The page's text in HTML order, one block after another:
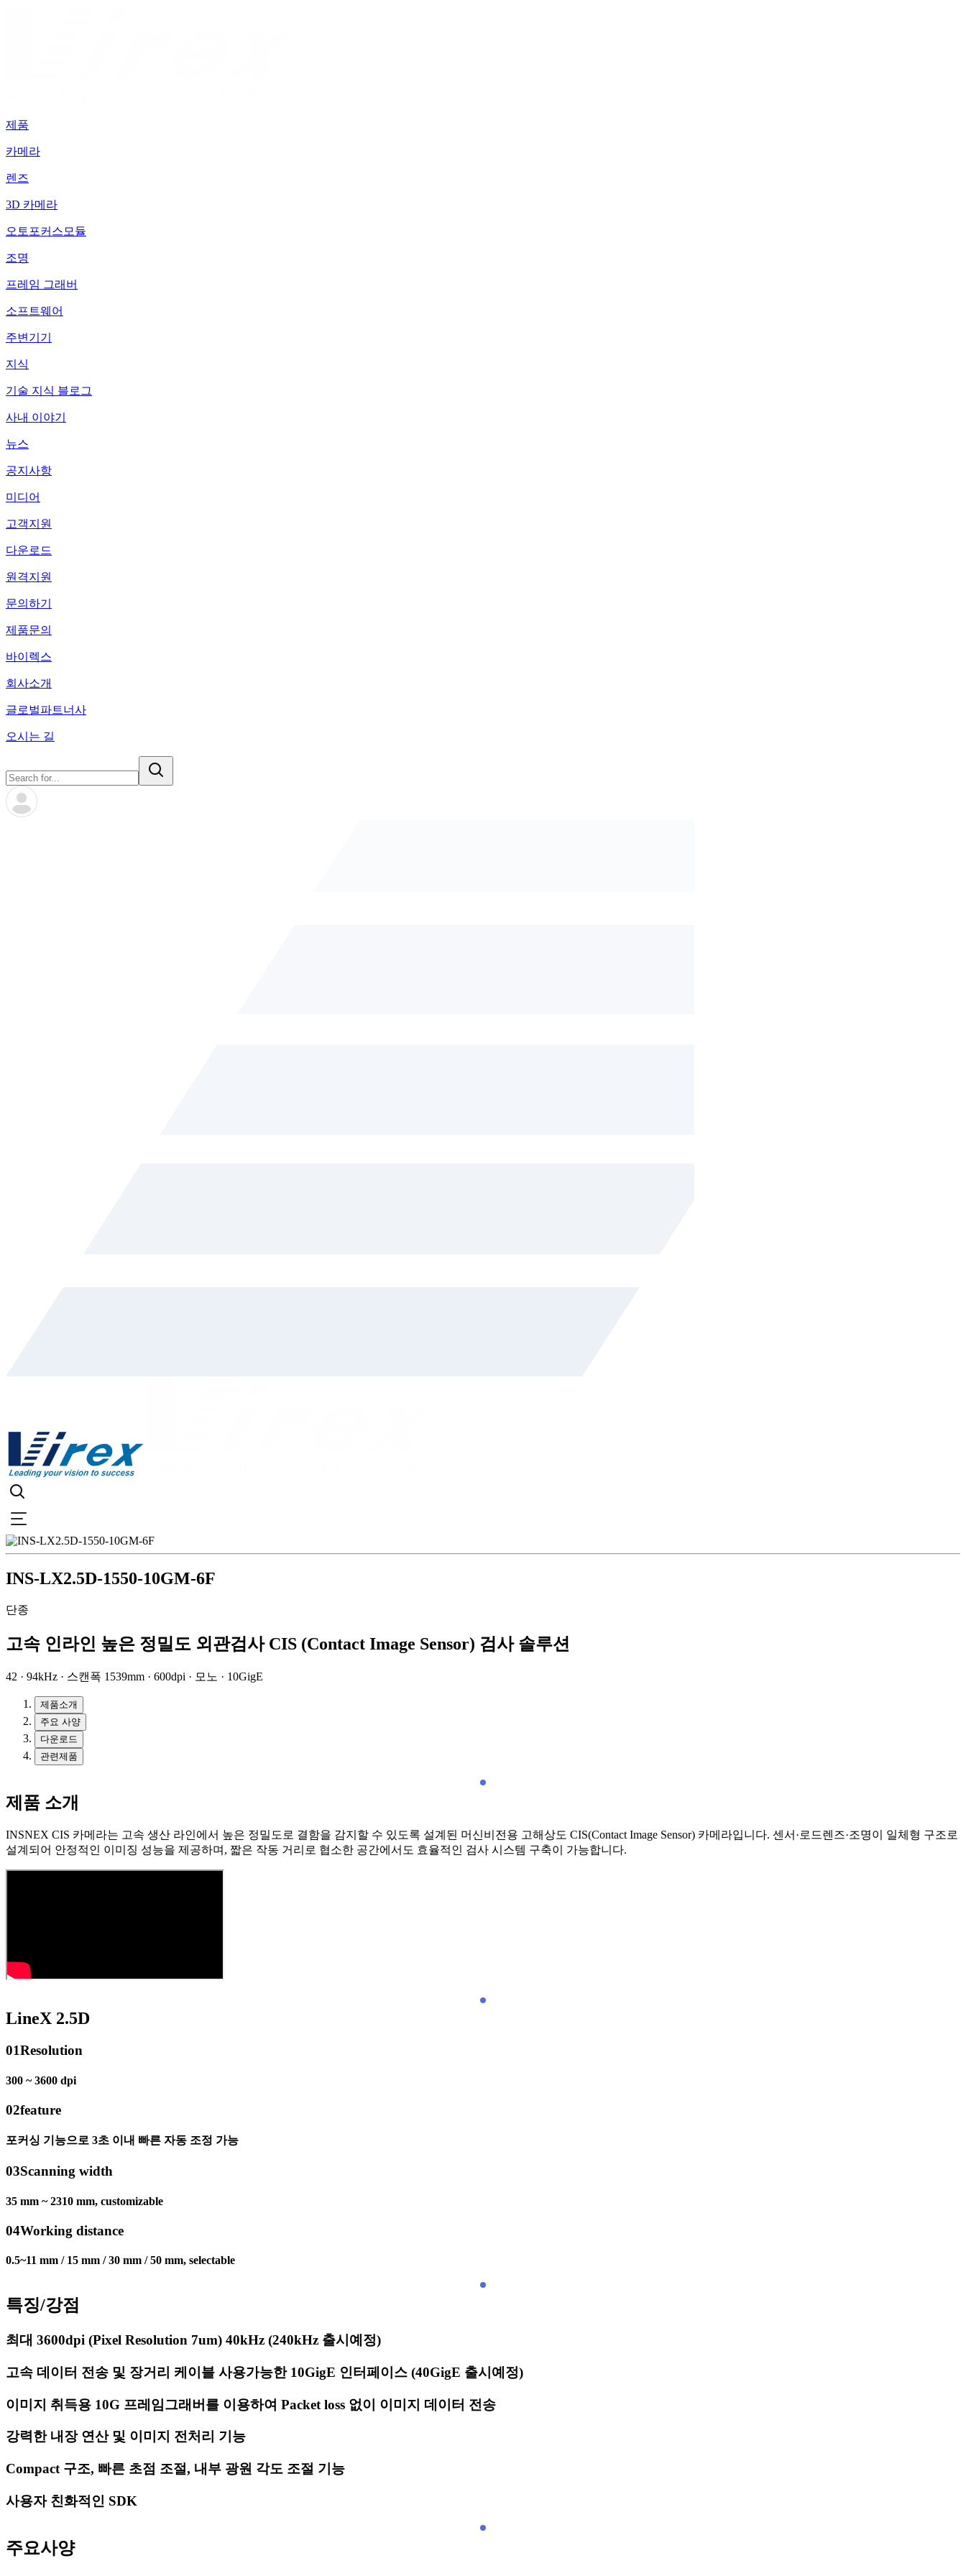
제품
카메라
렌즈
3D 카메라
오토포커스모듈
조명
프레임 그래버
소프트웨어
주변기기
지식
기술 지식 블로그
사내 이야기
뉴스
공지사항
미디어
고객지원
다운로드
원격지원
문의하기
제품문의
바이렉스
회사소개
글로벌파트너사
오시는 길
INS-LX2.5D-1550-10GM-6F
단종
고속 인라인 높은 정밀도 외관검사 CIS (Contact Image Sensor) 검사 솔루션
42 · 94kHz · 스캔폭 1539mm · 600dpi · 모노 · 10GigE
제품소개
주요 사양
다운로드
관련제품
제품 소개
INSNEX CIS 카메라는 고속 생산 라인에서 높은 정밀도로 결함을 감지할 수 있도록 설계된 머신비전용 고해상도 CIS(Contact Image Sensor) 카메라입니다. 센서·로드렌즈·조명이 일체형 구조로
설계되어 안정적인 이미징 성능을 제공하며, 짧은 작동 거리로 협소한 공간에서도 효율적인 검사 시스템 구축이 가능합니다.
LineX 2.5D
01Resolution
300 ~ 3600 dpi
02feature
포커싱 기능으로 3초 이내 빠른 자동 조정 가능
03Scanning width
35 mm ~ 2310 mm, customizable
04Working distance
0.5~11 mm / 15 mm / 30 mm / 50 mm, selectable
특징/강점
최대 3600dpi (Pixel Resolution 7um) 40kHz (240kHz 출시예정)
고속 데이터 전송 및 장거리 케이블 사용가능한 10GigE 인터페이스 (40GigE 출시예정)
이미지 취득용 10G 프레임그래버를 이용하여 Packet loss 없이 이미지 데이터 전송
강력한 내장 연산 및 이미지 전처리 기능
Compact 구조, 빠른 초점 조절, 내부 광원 각도 조절 기능
사용자 친화적인 SDK
주요사양